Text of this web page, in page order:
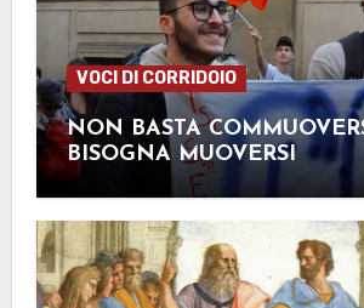
VOCI DI CORRIDOIO
NON BASTA
BISOGNA MUOVERSI